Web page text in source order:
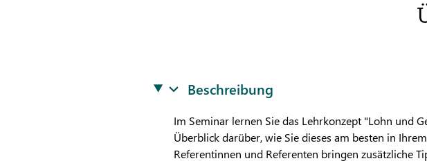
Beschreibung
Im Seminar lernen Sie das Lehrkonzept "Lohn und
Überblick darüber, wie Sie dieses am besten in Ihrem
Referentinnen und Referenten bringen zusätzliche